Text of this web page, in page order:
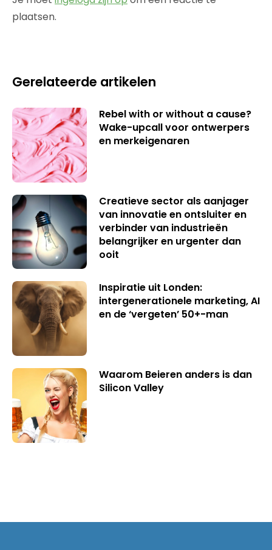
plaatsen.
Gerelateerde artikelen
Rebel with or without a cause?
Wake-upcall voor ontwerpers
en merkeigenaren
Creatieve sector als aanjager
van innovatie en ontsluiter en
verbinder van industrieën
belangrijker en urgenter dan
ooit
Inspiratie uit Londen:
intergenerationele marketing, AI
en de ‘vergeten’ 50+-man
Waarom Beieren anders is dan
Silicon Valley